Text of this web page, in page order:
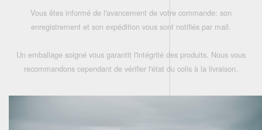
Vous êtes informé de l'avancement de votre commande: son
enregistrement et son expédition vous sont notifiés par mail.
Un emballage soigné vous garantit l'intégrité des produits. Nous vous
recommandons cependant de vérifier l'état du colis à la livraison.